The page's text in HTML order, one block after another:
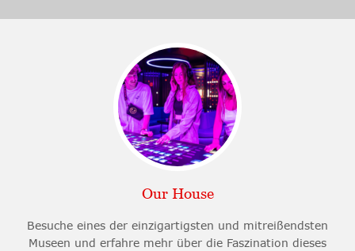
Our House
Besuche eines der einzigartigsten und mitreißendsten
Museen und erfahre mehr über die Faszination dieses